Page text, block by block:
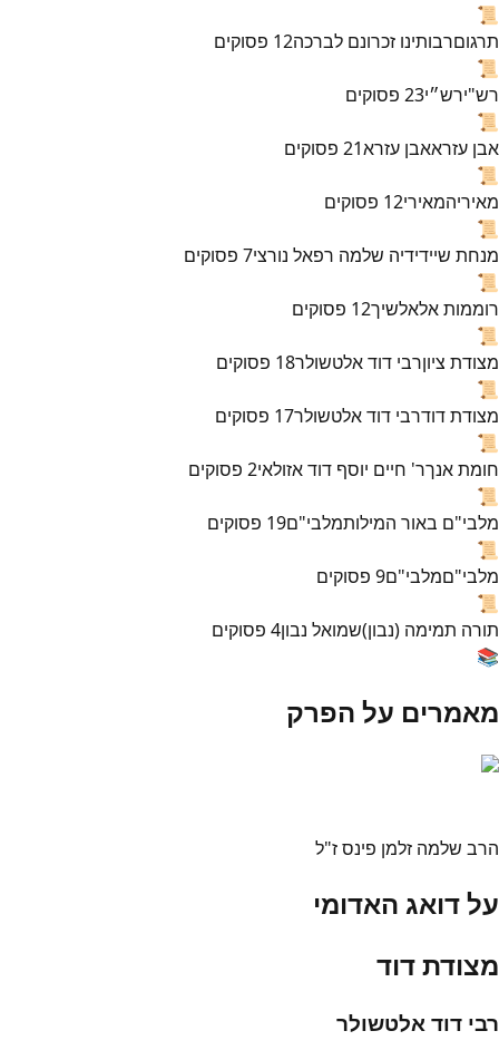
📜
תרגוםרבותינו זכרונם לברכה12 פסוקים
📜
רש"ירש״י23 פסוקים
📜
אבן עזראאבן עזרא21 פסוקים
📜
מאיריהמאירי12 פסוקים
📜
מנחת שיידידיה שלמה רפאל נורצי7 פסוקים
📜
רוממות אלאלשיך12 פסוקים
📜
מצודת ציוןרבי דוד אלטשולר18 פסוקים
📜
מצודת דודרבי דוד אלטשולר17 פסוקים
📜
חומת אנךר' חיים יוסף דוד אזולאי2 פסוקים
📜
מלבי"ם באור המילותמלבי"ם19 פסוקים
📜
מלבי"םמלבי"ם9 פסוקים
📜
תורה תמימה (נבון)שמואל נבון4 פסוקים
📚
מאמרים על הפרק
הרב שלמה זלמן פינס ז"ל
על דואג האדומי
מצודת דוד
רבי דוד אלטשולר